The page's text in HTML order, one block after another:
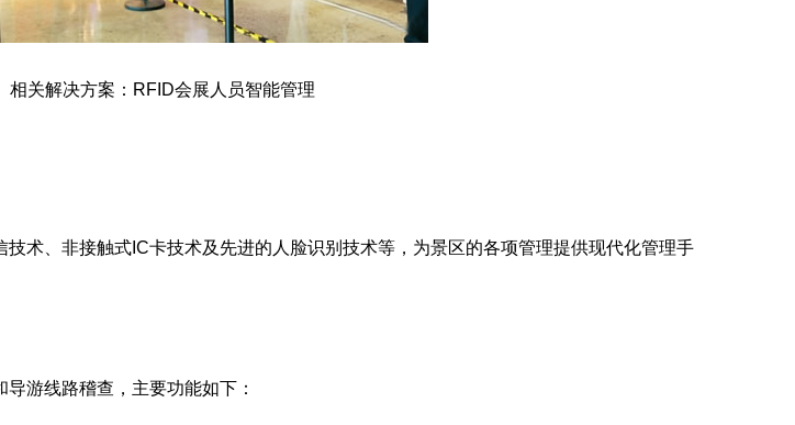
相关解决方案：RFID会展人员智能管理
、非接触式IC卡技术及先进的人脸识别技术等，为景区的各项管理提供现代化管理手
游线路稽查，主要功能如下：